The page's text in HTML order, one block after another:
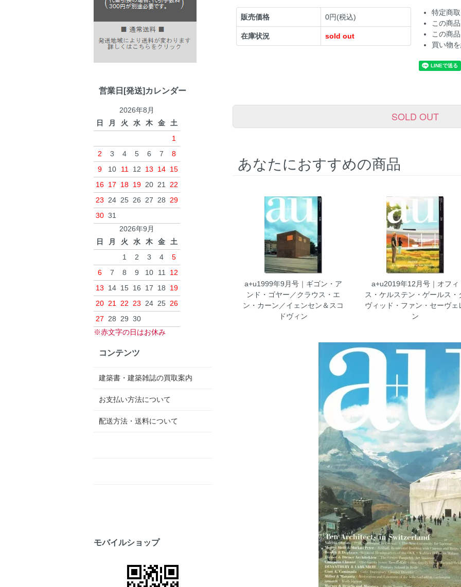
販売価格 0円(税込)
在庫状況 sold out
特定商
この商
この商
買い物
SOLD OUT
あなたにおすすめの商品
a+u1999年9月号｜ギゴン・ア
ンド・ゴヤー／クラウス・エ
ン・カーン／イェンセン＆スコ
ドヴィン
a+u2019年12月号｜オフィ
ス・ケルステン・ゲールス・
ヴィッド・ファン・セーヴェ
ン
営業日[発送]カレンダー
2026年8月
日
月 火 水 木 金
土
1
2
3 4 5 6 7
8
9
10 11 12 13 14 15
16 17 18 19 20 21 22
23 24 25 26 27 28 29
30 31
2026年9月
日
月 火 水 木 金
土
1
2 3 4
5
6
7 8 9 10 11
12
13
14 15 16 17 18
19
20 21 22 23 24 25 26
27 28 29 30
※赤文字の日はお休み
コンテンツ
建築書・建築雑誌の買取案内
お支払い方法について
配送方法・送料について
モバイルショップ